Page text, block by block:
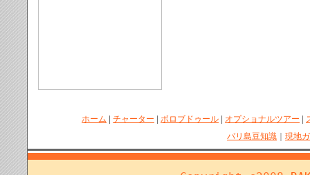
ホーム チャーター ボロブドゥール オプショナルツアー
バリ島豆知識
現地